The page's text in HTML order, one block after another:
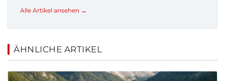
Alle Artikel ansehen →
ÄHNLICHE ARTIKEL